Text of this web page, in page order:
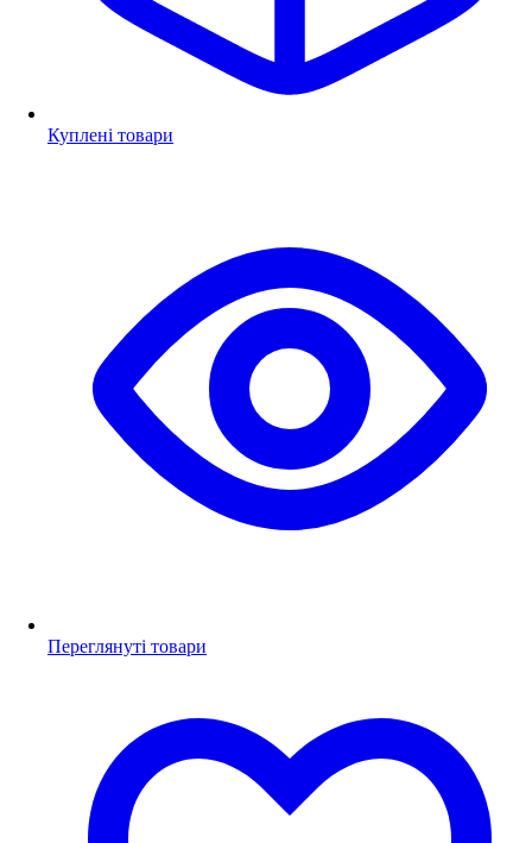
Куплені товари
Переглянуті товари